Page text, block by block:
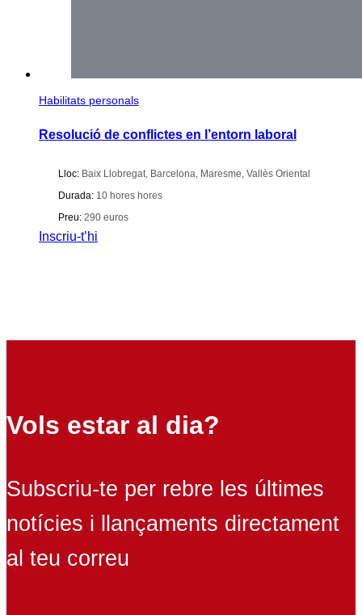
Habilitats personals
Resolució de conflictes en l’entorn laboral
Lloc: Baix Llobregat, Barcelona, Maresme, Vallès Oriental
Durada: 10 hores hores
Preu: 290 euros
Inscriu-t’hi
Vols estar al dia?
Subscriu-te per rebre les últimes
notícies i llançaments directament
al teu correu